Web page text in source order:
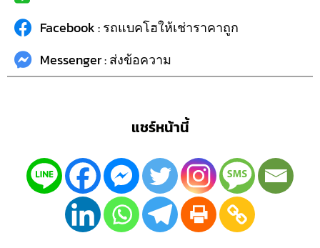
Facebook : รถแบคโฮให้เช่าราคาถูก
Messenger : ส่งข้อความ
แชร์หน้านี้